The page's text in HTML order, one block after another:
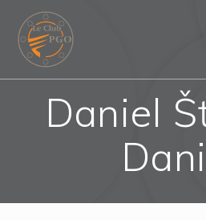
Daniel